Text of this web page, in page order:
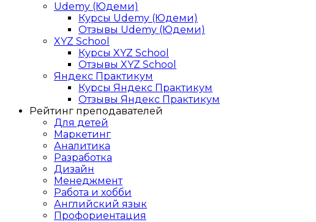
Udemy (Юдеми)
Курсы Udemy (Юдеми)
Отзывы Udemy (Юдеми)
XYZ School
Курсы XYZ School
Отзывы XYZ School
Яндекс Практикум
Курсы Яндекс Практикум
Отзывы Яндекс Практикум
Рейтинг преподавателей
Для детей
Маркетинг
Аналитика
Разработка
Дизайн
Менеджмент
Работа и хобби
Английский язык
Профориентация